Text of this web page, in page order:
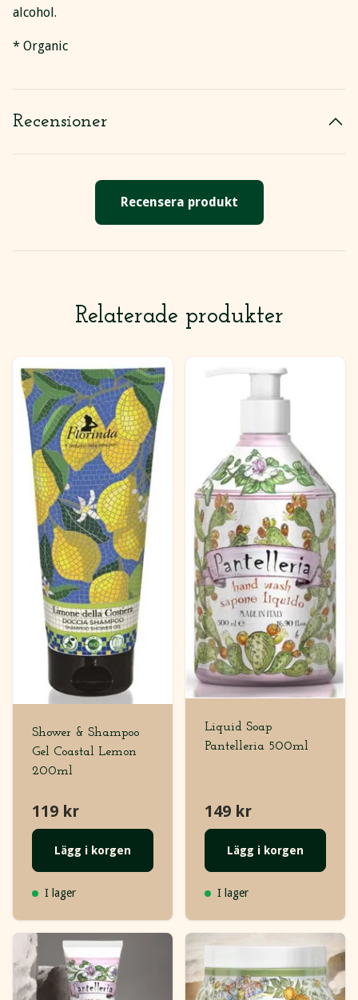
alcohol.
* Organic
Recensioner
Recensera produkt
Relaterade produkter
Shower & Shampoo
Gel Coastal Lemon
200ml
119 kr
Lägg i korgen
I lager
Liquid Soap
Pantelleria 500ml
149 kr
Lägg i korgen
I lager